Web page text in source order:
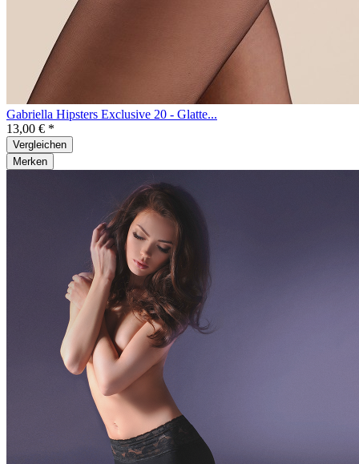
Gabriella Hipsters Exclusive 20 - Glatte...
13,00 € *
Vergleichen
Merken